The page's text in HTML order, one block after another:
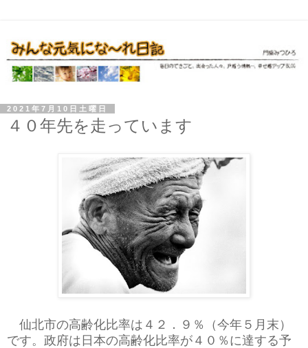
2021年7月10日土曜日
４０年先を走っています
仙北市の高齢化比率は４２．９％（今年５月末）
です。政府は日本の高齢化比率が４０％に達する予